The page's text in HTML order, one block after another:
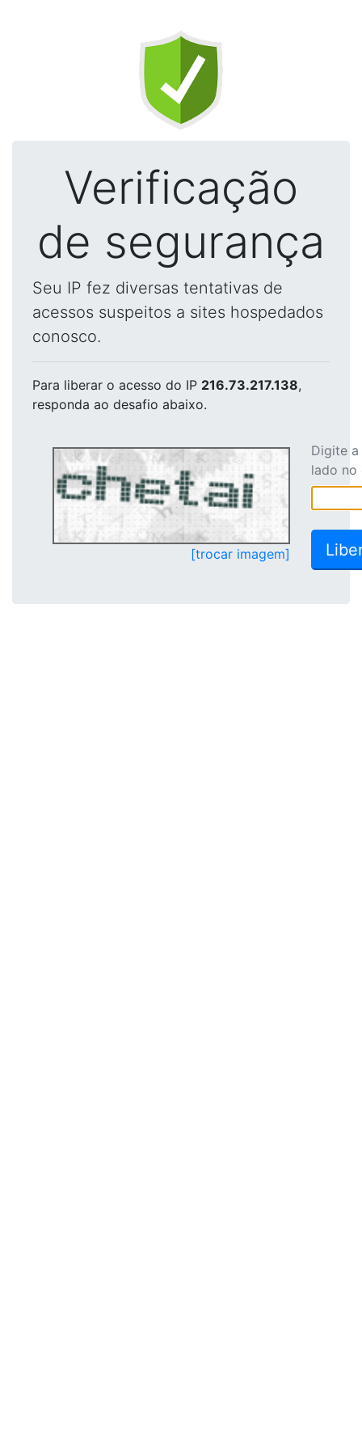
Verificação
de segurança
Seu IP fez diversas tentativas de
acessos suspeitos a sites hospedados
conosco.
Para liberar o acesso do IP 216.73.217.138,
responda ao desafio abaixo.
[trocar imagem]
Digite
lado no